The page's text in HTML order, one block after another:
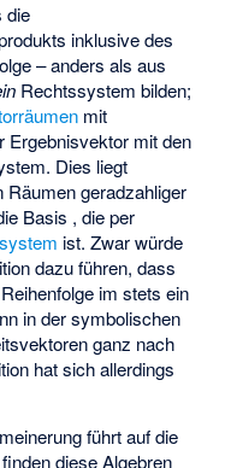
die
inklusive des
– anders als aus
Rechtssystem bilden;
mit
Ergebnisvektor mit den
Dies liegt
Räumen geradzahliger
Basis , die per
ist. Zwar würde
dazu führen, dass
imstets ein
in der symbolischen
ganz nach
hat sich allerdings
führt auf die
diese Algebren